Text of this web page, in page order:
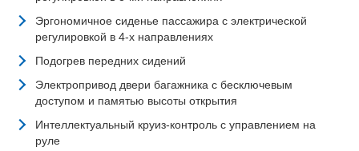
Эргономичное сиденье пассажира с электрической
регулировкой в 4-х направлениях
Подогрев передних сидений
Электропривод двери багажника с бесключевым
доступом и памятью высоты открытия
Интеллектуальный круиз-контроль с управлением на
руле